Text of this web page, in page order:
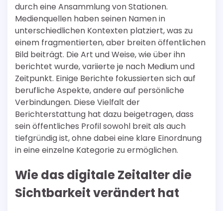
durch eine Ansammlung von Stationen.
Medienquellen haben seinen Namen in
unterschiedlichen Kontexten platziert, was zu
einem fragmentierten, aber breiten öffentlichen
Bild beiträgt. Die Art und Weise, wie über ihn
berichtet wurde, variierte je nach Medium und
Zeitpunkt. Einige Berichte fokussierten sich auf
berufliche Aspekte, andere auf persönliche
Verbindungen. Diese Vielfalt der
Berichterstattung hat dazu beigetragen, dass
sein öffentliches Profil sowohl breit als auch
tiefgründig ist, ohne dabei eine klare Einordnung
in eine einzelne Kategorie zu ermöglichen.
Wie das digitale Zeitalter die
Sichtbarkeit verändert hat